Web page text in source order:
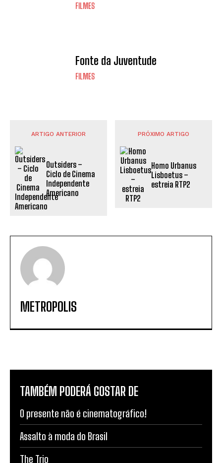
FILMES
Fonte da Juventude
FILMES
ARTIGO ANTERIOR
Outsiders –
Ciclo de Cinema
Independente
Americano
PRÓXIMO ARTIGO
Homo Urbanus
Lisboetus –
estreia RTP2
METROPOLIS
TAMBÉM PODERÁ GOSTAR DE
O presente não é cinematográfico!
Assalto à moda do Brasil
The Trio